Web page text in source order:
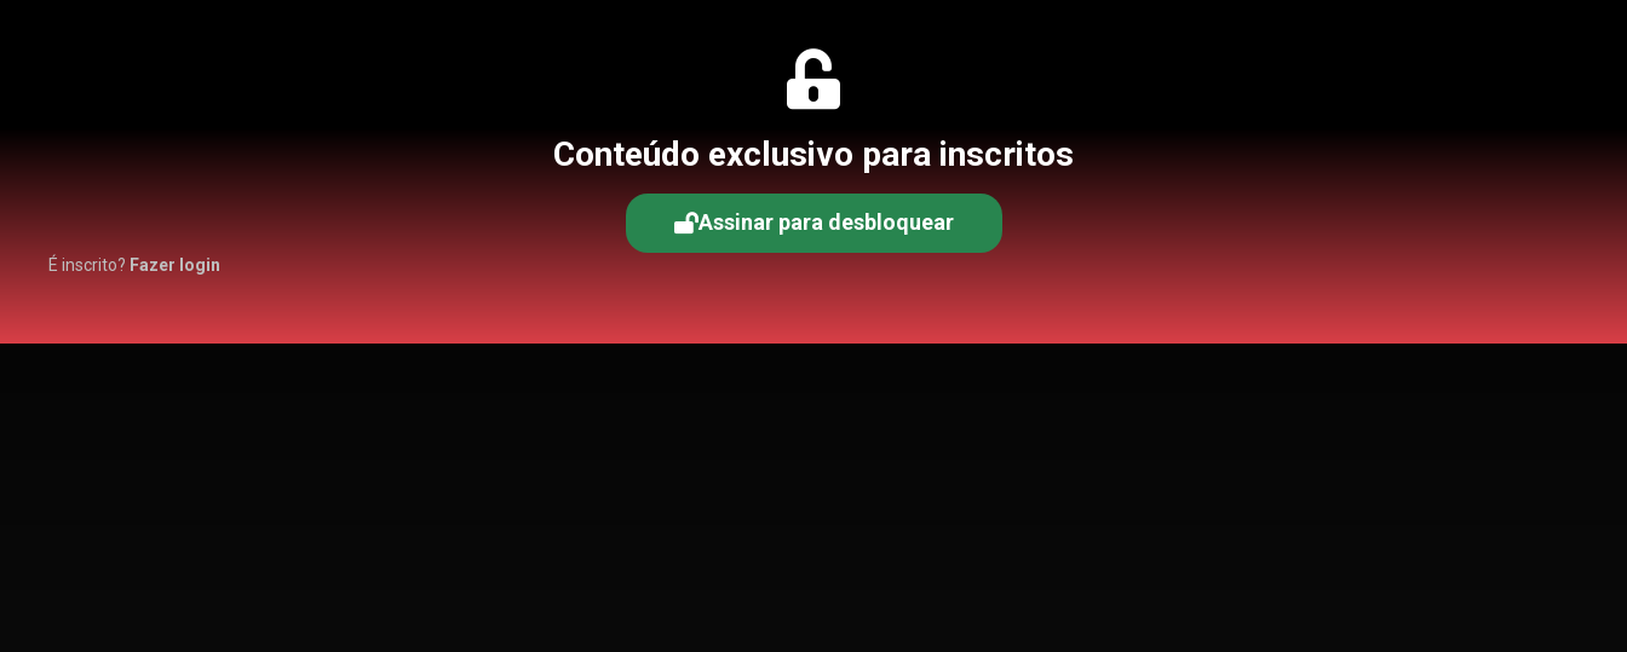
Conteúdo exclusivo para inscritos
Assinar para desbloquear
É inscrito? Fazer login